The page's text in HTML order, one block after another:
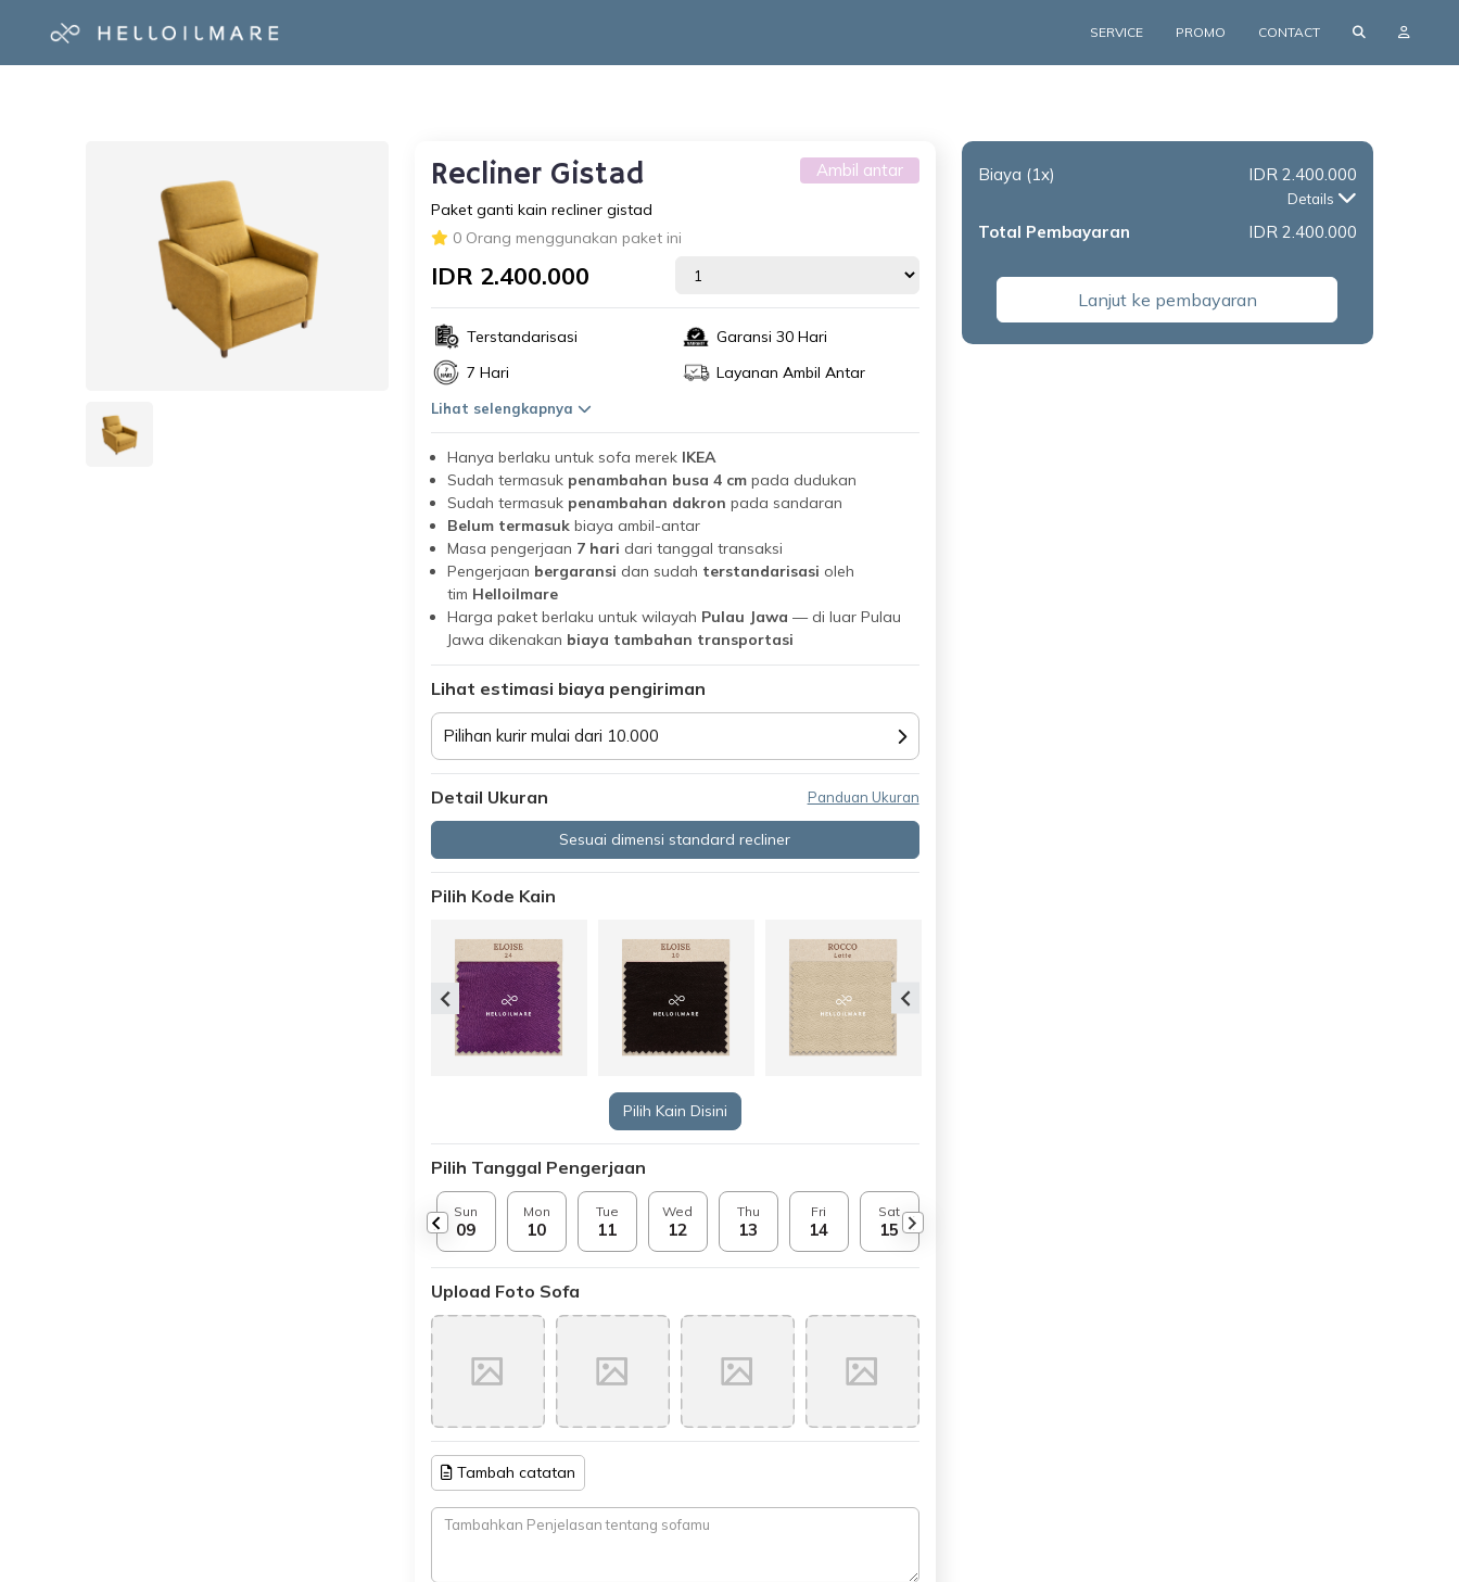
SERVICE PROMO CONTACT
Recliner Gistad Ambil antar
Paket ganti kain recliner gistad
0 Orang menggunakan paket ini
IDR 2.400.000
Terstandarisasi
Garansi 30 Hari
7 Hari
Layanan Ambil Antar
Lihat selengkapnya
Hanya berlaku untuk sofa merek IKEA
Sudah termasuk penambahan busa 4 cmpada dudukan
Sudah termasuk penambahan dakron pada sandaran
Belum termasukbiaya ambil-antar
Masa pengerjaan 7 hari dari tanggal transaksi
Pengerjaan bergaransi dan sudah terstandarisasi oleh
tim Helloilmare
Harga paket berlaku untuk wilayah Pulau Jawa — di luar Pulau
Jawa dikenakan biaya tambahan transportasi
Lihat estimasi biaya pengiriman
Pilihan kurir mulai dari 10.000
Detail Ukuran Panduan Ukuran
Sesuai dimensi standard recliner
Pilih Kode Kain
Pilih Kain Disini
Pilih Tanggal Pengerjaan
Sun
09
Mon
10
Tue
11
Wed
12
Thu
13
Fri
14
Sat
15
Upload Foto Sofa
Tambah catatan
Biaya (1x) IDR 2.400.000
Details
Total Pembayaran IDR 2.400.000
Lanjut ke pembayaran